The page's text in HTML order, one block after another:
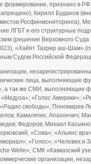
формирование, признано в РФ
Кирилл Буданов
Росфинмониторинга),
ЛГБТ и его структурные
(решение Верховного Суда
«Хайят Тахрир аш-Шам»
Судом Российской
лица, выполняющие
а так же СМИ, выполняющие
«Медуза»; «Голос Америки»;
свободы»; Пономарев
Камалягин; Апахончич;
Федоров; Михаил
«Сова»; «Альянс
«Голос»; «Человек и
Welle»; СМК «Кавказский
организации,